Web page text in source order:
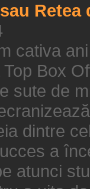
Retea
cativa
Box
sute de
dintre
a
atunci